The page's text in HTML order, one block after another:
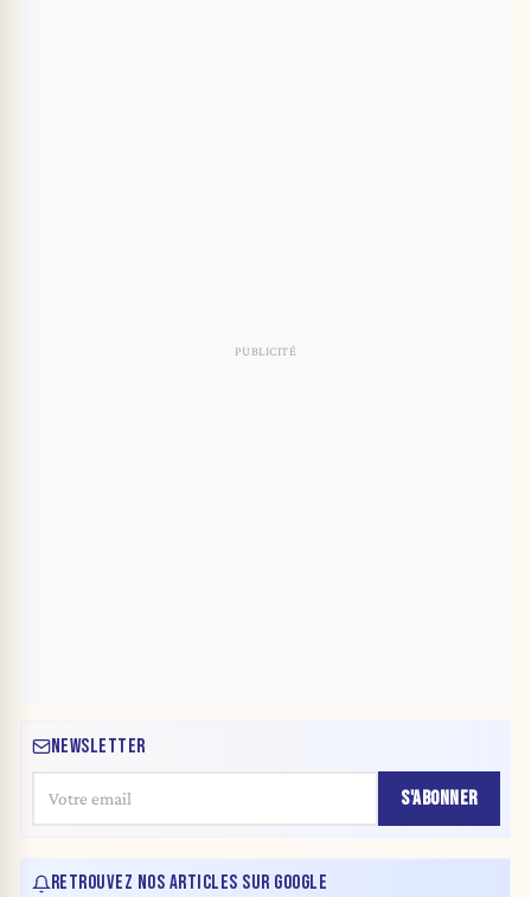
NEWSLETTER
S'ABONNER
RETROUVEZ NOS ARTICLES SUR GOOGLE